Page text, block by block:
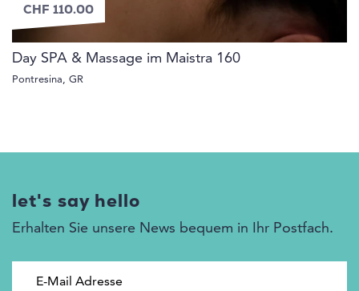
CHF 110.00
Day SPA & Massage im Maistra 160
Pontresina, GR
let's say hello
Erhalten Sie unsere News bequem in Ihr Postfach.